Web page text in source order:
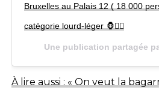
Bruxelles au Palais 12 ( 18 000
catégorie lourd-léger 🦍🏴‍☠️
Une publication partagée
À lire aussi : « On veut la